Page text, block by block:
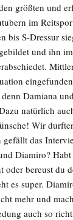
größten und
im
bis S-Dressur
und ihn
Damiana
natürlich
Wir
gefällt das
Diamiro?
oder bereust du
es super.
mehr und
auch so